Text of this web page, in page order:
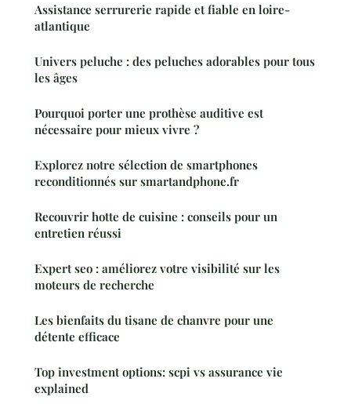
Assistance serrurerie rapide et fiable en loire-
atlantique
Univers peluche : des peluches adorables pour tous
les âges
Pourquoi porter une prothèse auditive est
nécessaire pour mieux vivre ?
Explorez notre sélection de smartphones
reconditionnés sur smartandphone.fr
Recouvrir hotte de cuisine : conseils pour un
entretien réussi
Expert seo : améliorez votre visibilité sur les
moteurs de recherche
Les bienfaits du tisane de chanvre pour une
détente efficace
Top investment options: scpi vs assurance vie
explained